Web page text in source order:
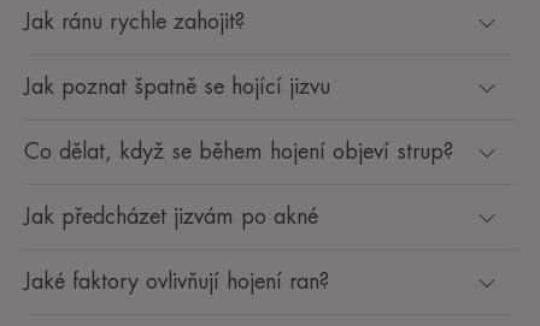
Jak ránu rychle zahojit?
Jak poznat špatně se hojící jizvu
Co dělat, když se během hojení objeví strup?
Jak předcházet jizvám po akné
Jaké faktory ovlivňují hojení ran?